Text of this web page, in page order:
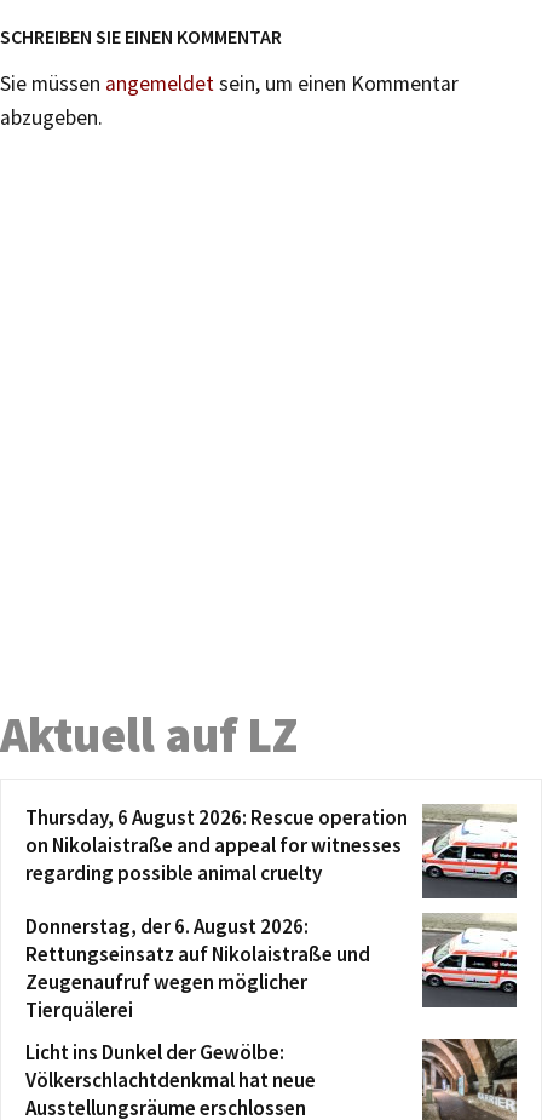
SCHREIBEN SIE EINEN KOMMENTAR
Sie müssen angemeldetsein, um einen Kommentar
abzugeben.
Aktuell auf LZ
Thursday, 6 August 2026: Rescue operation
on Nikolaistraße and appeal for witnesses
regarding possible animal cruelty
Donnerstag, der 6. August 2026:
Rettungseinsatz auf Nikolaistraße und
Zeugenaufruf wegen möglicher
Tierquälerei
Licht ins Dunkel der Gewölbe:
Völkerschlachtdenkmal hat neue
Ausstellungsräume erschlossen